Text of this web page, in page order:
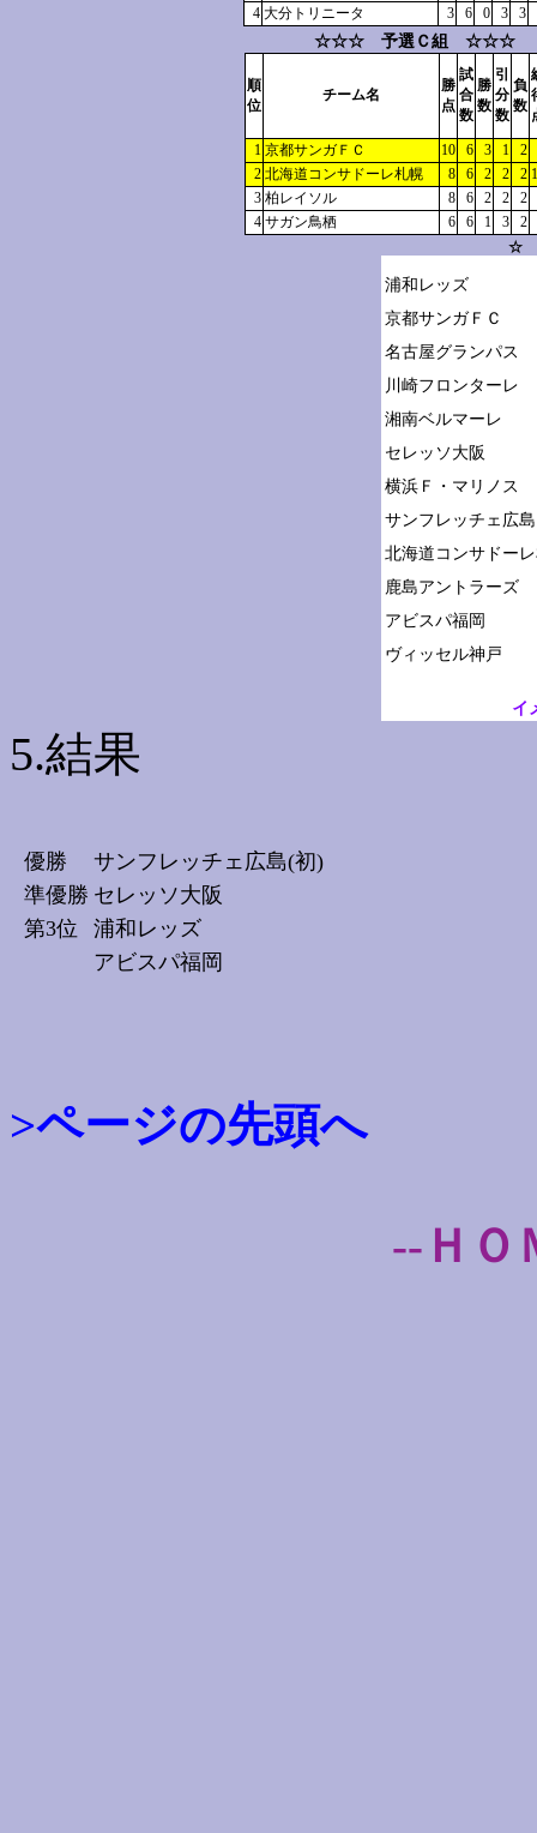
4 大分トリニータ 3 6 0 3 3
☆☆☆ 予選Ｃ組 ☆☆☆
順
位
チーム名
勝
点
試
合
数
勝
数
引
分
数
負
数
1 京都サンガＦＣ 10 6 3 1
2
2 北海道コンサドーレ札幌 8 6 2 2 2
3 柏レイソル 8 6 2 2
2
4 サガン鳥栖 6 6 1 3
2
☆
浦和レッズ
京都サンガＦＣ
名古屋グランパス
川崎フロンターレ
湘南ベルマーレ
セレッソ大阪
横浜Ｆ・マリノス
サンフレッチェ広島
北海道コンサドー
鹿島アントラーズ
アビスパ福岡
イ
5.結果
優勝
サンフレッチェ広島(初)
準優勝 セレッソ大阪
第3位
浦和レッズ
アビスパ福岡
>ページの先頭へ
--ＨＯ